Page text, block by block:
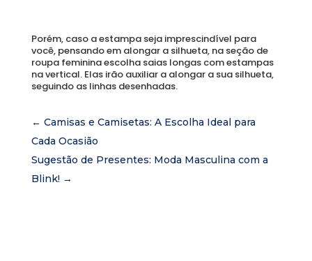
Porém, caso a estampa seja imprescindível para
você, pensando em alongar a silhueta, na seção de
roupa feminina escolha saias longas com estampas
na vertical. Elas irão auxiliar a alongar a sua silhueta,
seguindo as linhas desenhadas.
← Camisas e Camisetas: A Escolha Ideal para
Cada Ocasião
Sugestão de Presentes: Moda Masculina com a
Blink! →